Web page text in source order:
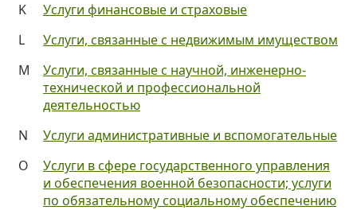
K
Услуги финансовые и страховые
L
Услуги, связанные с недвижимым имуществом
M
Услуги, связанные с научной, инженерно-
технической и профессиональной
деятельностью
N
Услуги административные и вспомогательные
O
Услуги в сфере государственного управления
и обеспечения военной безопасности; услуги
по обязательному социальному обеспечению